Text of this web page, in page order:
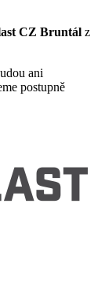
CZ Bruntál z
ani
postupně